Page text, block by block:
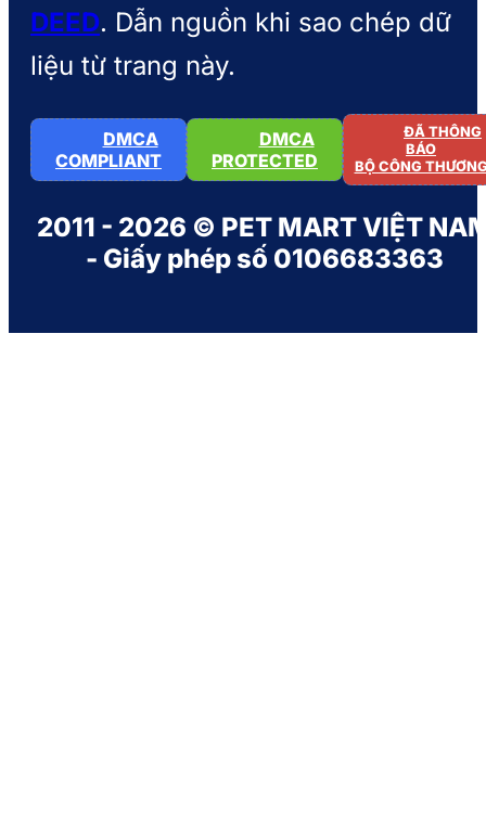
DEED. Dẫn nguồn khi sao chép dữ
liệu từ trang này.
DMCA
COMPLIANT
DMCA
PROTECTED
ĐÃ THÔNG
BÁO
BỘ CÔNG
2011 - 2026 © PET MART VIỆT
- Giấy phép số 0106683363